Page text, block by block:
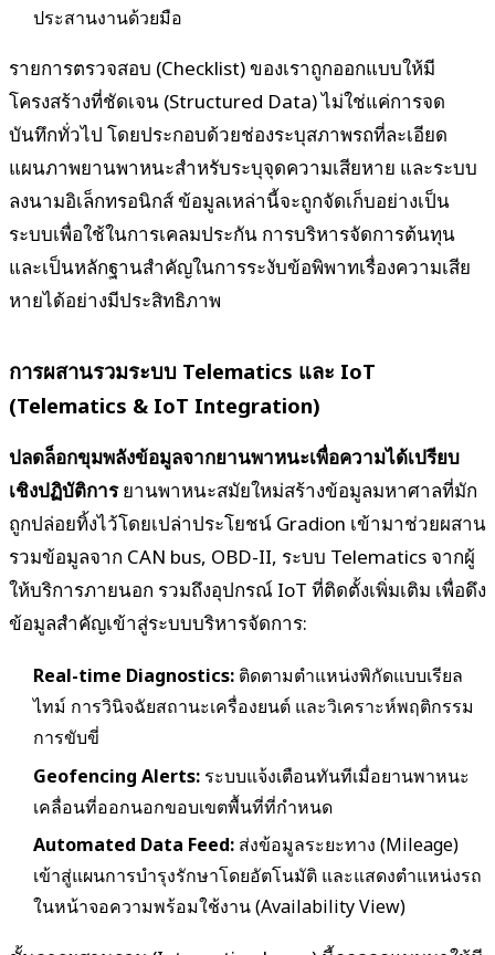
ประสานงานด้วยมือ
รายการตรวจสอบ (Checklist) ของเราถูกออกแบบให้มี
โครงสร้างที่ชัดเจน (Structured Data) ไม่ใช่แค่การจด
บันทึกทั่วไป โดยประกอบด้วยช่องระบุสภาพรถที่ละเอียด
แผนภาพยานพาหนะสำหรับระบุจุดความเสียหาย และระบบ
ลงนามอิเล็กทรอนิกส์ ข้อมูลเหล่านี้จะถูกจัดเก็บอย่างเป็น
ระบบเพื่อใช้ในการเคลมประกัน การบริหารจัดการต้นทุน
และเป็นหลักฐานสำคัญในการระงับข้อพิพาทเรื่องความเสีย
หายได้อย่างมีประสิทธิภาพ
การผสานรวมระบบ Telematics และ IoT
(Telematics & IoT Integration)
ปลดล็อกขุมพลังข้อมูลจากยานพาหนะเพื่อความได้เปรียบ
เชิงปฏิบัติการยานพาหนะสมัยใหม่สร้างข้อมูลมหาศาลที่มัก
ถูกปล่อยทิ้งไว้โดยเปล่าประโยชน์ Gradion เข้ามาช่วยผสาน
รวมข้อมูลจาก CAN bus, OBD-II, ระบบ Telematics จากผู้
ให้บริการภายนอก รวมถึงอุปกรณ์ IoT ที่ติดตั้งเพิ่มเติม เพื่อดึง
ข้อมูลสำคัญเข้าสู่ระบบบริหารจัดการ:
Real-time Diagnostics: ติดตามตำแหน่งพิกัดแบบเรียล
ไทม์ การวินิจฉัยสถานะเครื่องยนต์ และวิเคราะห์พฤติกรรม
การขับขี่
Geofencing Alerts: ระบบแจ้งเตือนทันทีเมื่อยานพาหนะ
เคลื่อนที่ออกนอกขอบเขตพื้นที่ที่กำหนด
Automated Data Feed: ส่งข้อมูลระยะทาง (Mileage)
เข้าสู่แผนการบำรุงรักษาโดยอัตโนมัติ และแสดงตำแหน่งรถ
ในหน้าจอความพร้อมใช้งาน (Availability View)